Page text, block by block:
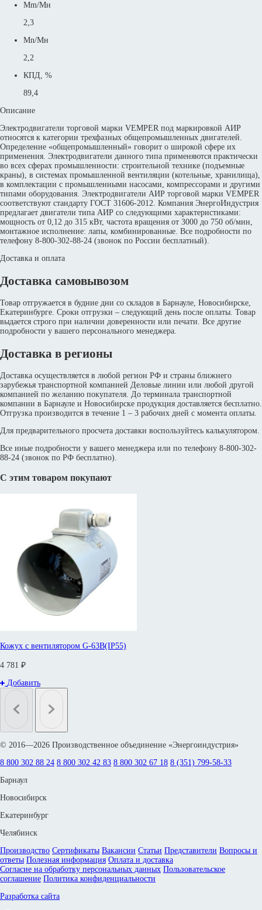
Mm/Mн
2,3
Mn/Mн
2,2
КПД, %
89,4
Описание
Электродвигатели торговой марки VEMPER под маркировкой АИР
относятся к категории трехфазных общепромышленных двигателей.
Определение «общепромышленный» говорит о широкой сфере их
применения. Электродвигатели данного типа применяются практически
во всех сферах промышленности: строительной технике (подъемные
краны), в системах промышленной вентиляции (котельные, хранилища),
в комплектации с промышленными насосами, компрессорами и другими
типами оборудования. Электродвигатели АИР торговой марки VEMPER
соответствуют стандарту ГОСТ 31606-2012. Компания ЭнергоИндустрия
предлагает двигатели типа АИР со следующими характеристиками:
мощность от 0,12 до 315 кВт, частота вращения от 3000 до 750 об/мин,
монтажное исполнение: лапы, комбинированные. Все подробности по
телефону 8-800-302-88-24 (звонок по России бесплатный).
Доставка и оплата
Доставка самовывозом
Товар отгружается в будние дни со складов в Барнауле, Новосибирске,
Екатеринбурге. Сроки отгрузки – следующий день после оплаты. Товар
выдается строго при наличии доверенности или печати. Все другие
подробности у вашего персонального менеджера.
Доставка в регионы
Доставка осуществляется в любой регион РФ и страны ближнего
зарубежья транспортной компанией Деловые линии или любой другой
компанией по желанию покупателя. До терминала транспортной
компании в Барнауле и Новосибирске продукция доставляется бесплатно.
Отгрузка производится в течение 1 – 3 рабочих дней с момента оплаты.
Для предварительного просчета доставки воспользуйтесь калькулятором.
Все иные подробности у вашего менеджера или по телефону 8-800-302-
88-24 (звонок по РФ бесплатно).
С этим товаром покупают
Кожух с вентилятором G-63B(IP55)
4 781 ₽
Добавить
© 2016—2026 Производственное объединение «Энергоиндустрия»
8 800 302 88 24 8 800 302 42 83 8 800 302 67 18 8 (351) 799-58-33
Барнаул
Новосибирск
Екатеринбург
Челябинск
Производство Сертификаты Вакансии Статьи Представители Вопросы и
ответы Полезная информация Оплата и доставка
Согласие на обработку персональных данных Пользовательское
соглашение Политика конфиденциальности
Разработка сайта